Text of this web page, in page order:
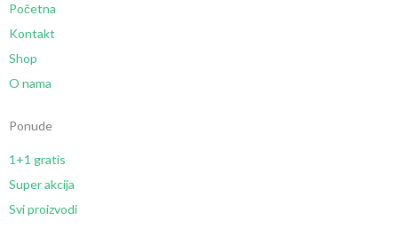
Početna
Kontakt
Shop
O nama
Ponude
1+1 gratis
Super akcija
Svi proizvodi